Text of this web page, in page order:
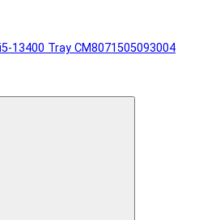
13400 Tray CM8071505093004